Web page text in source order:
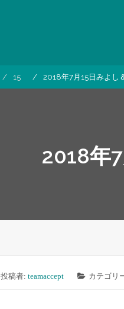
15 2018年7月15日みよし
2018年
投稿者: teamaccept カテゴリ